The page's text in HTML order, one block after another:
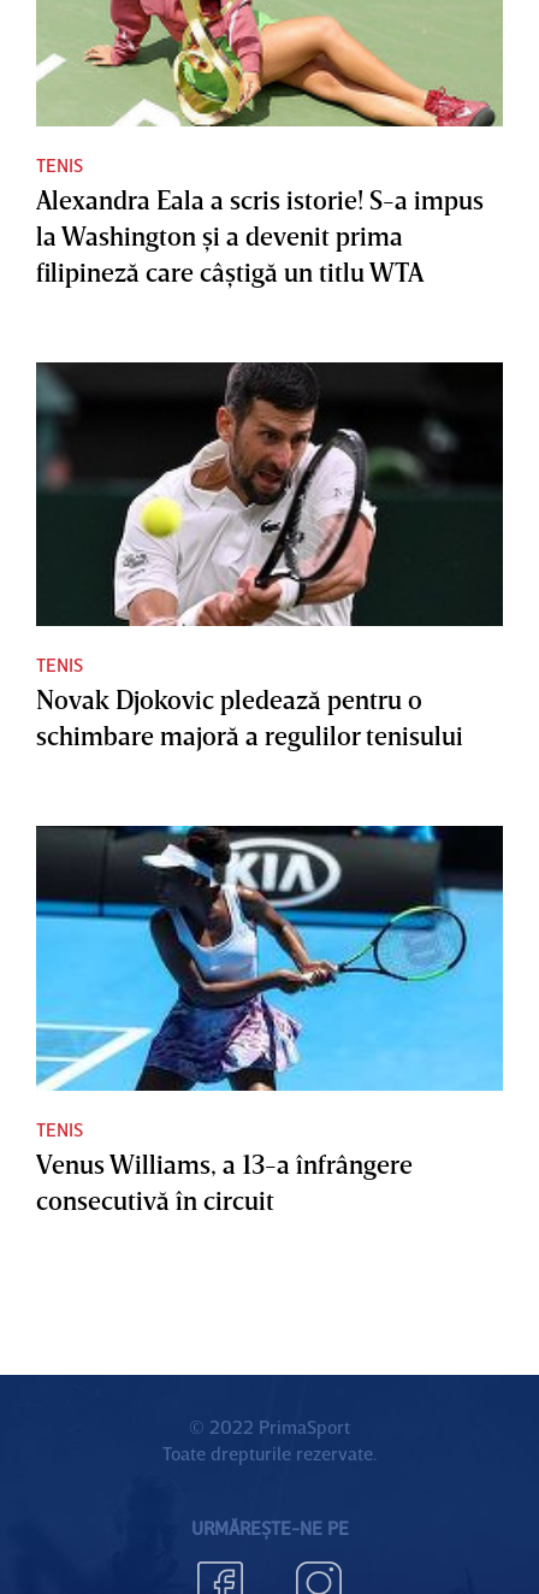
TENIS
Alexandra Eala a scris istorie! S-a impus
la Washington şi a devenit prima
filipineză care câştigă un titlu WTA
TENIS
Novak Djokovic pledează pentru o
schimbare majoră a regulilor tenisului
TENIS
Venus Williams, a 13-a înfrângere
consecutivă în circuit
© 2022 PrimaSport
Toate drepturile rezervate.
URMĂREȘTE-NE PE